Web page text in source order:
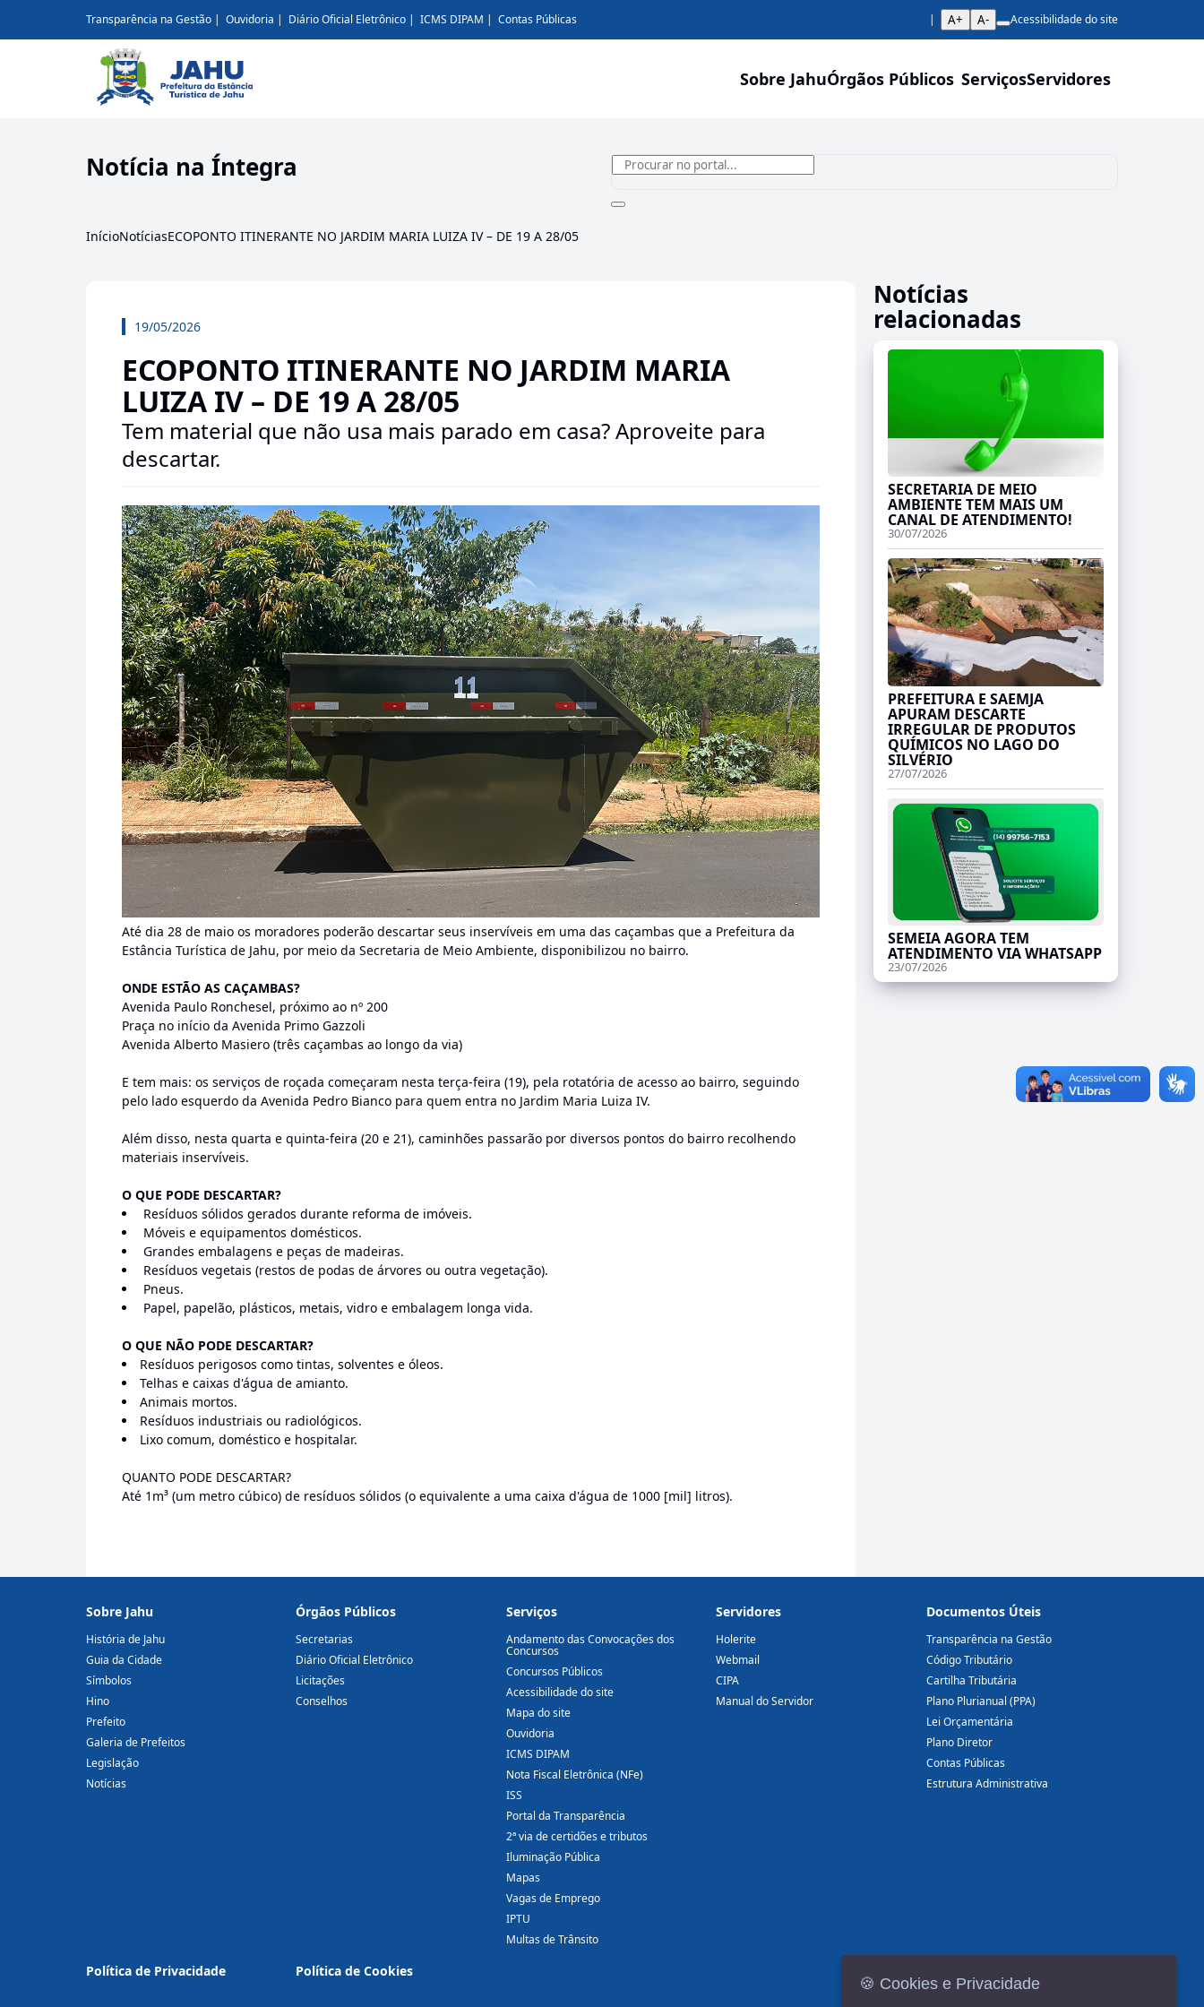
Transparência na Gestão Ouvidoria Diário Oficial Eletrônico ICMS DIPAM Contas Públicas A+ A- Acessibilidade do site
Sobre JahuÓrgãos Públicos ServiçosServidores
Notícia na Íntegra
InícioNotíciasECOPONTO ITINERANTE NO JARDIM MARIA LUIZA IV – DE 19 A 28/05
19/05/2026
ECOPONTO ITINERANTE NO JARDIM MARIA
LUIZA IV – DE 19 A 28/05
Tem material que não usa mais parado em casa? Aproveite para
descartar.
Até dia 28 de maio os moradores poderão descartar seus inservíveis em uma das caçambas que a Prefeitura da
Estância Turística de Jahu, por meio da Secretaria de Meio Ambiente, disponibilizou no bairro.
ONDE ESTÃO AS CAÇAMBAS?
Avenida Paulo Ronchesel, próximo ao nº 200
Praça no início da Avenida Primo Gazzoli
Avenida Alberto Masiero (três caçambas ao longo da via)
E tem mais: os serviços de roçada começaram nesta terça-feira (19), pela rotatória de acesso ao bairro, seguindo
pelo lado esquerdo da Avenida Pedro Bianco para quem entra no Jardim Maria Luiza IV.
Além disso, nesta quarta e quinta-feira (20 e 21), caminhões passarão por diversos pontos do bairro recolhendo
materiais inservíveis.
O QUE PODE DESCARTAR?
Resíduos sólidos gerados durante reforma de imóveis.
Móveis e equipamentos domésticos.
Grandes embalagens e peças de madeiras.
Resíduos vegetais (restos de podas de árvores ou outra vegetação).
Pneus.
Papel, papelão, plásticos, metais, vidro e embalagem longa vida.
O QUE NÃO PODE DESCARTAR?
Resíduos perigosos como tintas, solventes e óleos.
Telhas e caixas d'água de amianto.
Animais mortos.
Resíduos industriais ou radiológicos.
Lixo comum, doméstico e hospitalar.
QUANTO PODE DESCARTAR?
Até 1m³ (um metro cúbico) de resíduos sólidos (o equivalente a uma caixa d'água de 1000 [mil] litros).
Notícias
relacionadas
SECRETARIA DE MEIO
AMBIENTE TEM MAIS UM
CANAL DE ATENDIMENTO!
30/07/2026
PREFEITURA E SAEMJA
APURAM DESCARTE
IRREGULAR DE PRODUTOS
QUÍMICOS NO LAGO DO
SILVÉRIO
27/07/2026
SEMEIA AGORA TEM
ATENDIMENTO VIA WHATSAPP
23/07/2026
Sobre Jahu
História de Jahu
Guia da Cidade
Símbolos
Hino
Prefeito
Galeria de Prefeitos
Legislação
Notícias
Órgãos Públicos
Secretarias
Diário Oficial Eletrônico
Licitações
Conselhos
Serviços
Andamento das Convocações dos
Concursos
Concursos Públicos
Acessibilidade do site
Mapa do site
Ouvidoria
ICMS DIPAM
Nota Fiscal Eletrônica (NFe)
ISS
Portal da Transparência
2ª via de certidões e tributos
Iluminação Pública
Mapas
Vagas de Emprego
IPTU
Multas de Trânsito
Servidores
Holerite
Webmail
CIPA
Manual do Servidor
Documentos Úteis
Transparência na Gestão
Código Tributário
Cartilha Tributária
Plano Plurianual (PPA)
Lei Orçamentária
Plano Diretor
Contas Públicas
Estrutura Administrativa
Política de Privacidade Política de Cookies
🍪 Cookies e Privacidade